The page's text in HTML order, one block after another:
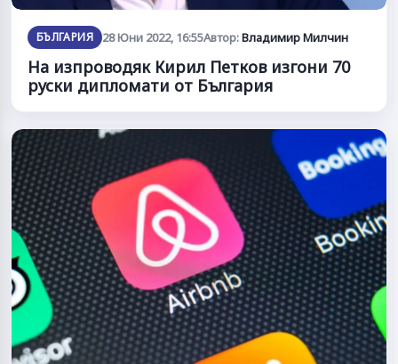
БЪЛГАРИЯ 28 Юни 2022, 16:55Автор:Владимир Милчин
На изпроводяк Кирил Петков изгони 70
руски дипломати от България